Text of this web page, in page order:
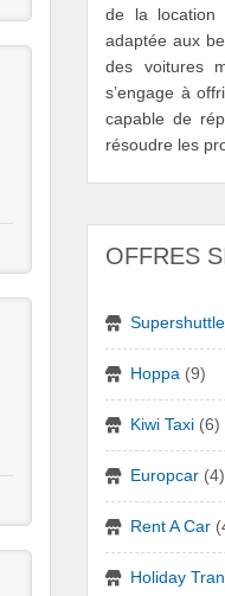
de la location
adaptée aux
des voitures
s’engage à
capable de
résoudre les
OFFRES
Hoppa (9)
Kiwi Taxi (6)
Europcar (4)
Rent A Car
Holiday